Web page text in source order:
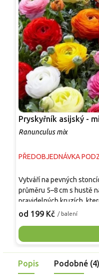
Pryskyřník asijský -
Ranunculus mix
PŘEDOBJEDNÁVKA
od 199 Kč / balení
Vytváří na pevných
průměru 5–8 cm s hustě
pravidelných kruzích,
vzhled. Listy jsou tmavě
postupně od dubna do
barev v záhonech i
plošných výsadeb, dobře
cibulovinami, je vhodná
Popis Podobné (4)